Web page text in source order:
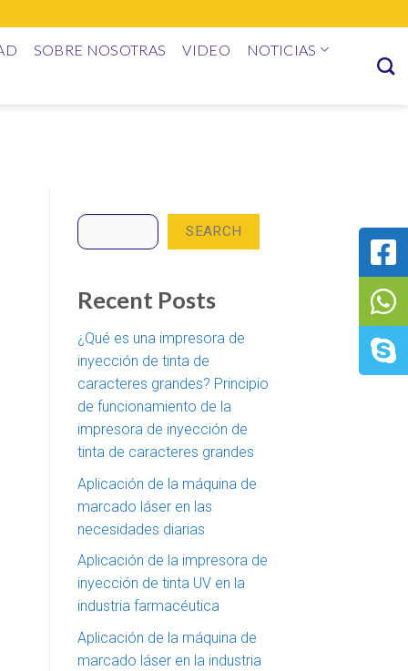
SOBRE NOSOTRAS VIDEO
NOTICIAS
SEARCH
Recent Posts
¿Qué es una impresora de
inyección de tinta de
caracteres grandes? Principio
de funcionamiento de la
impresora de inyección de
tinta de caracteres grandes
Aplicación de la máquina de
marcado láser en las
necesidades diarias
Aplicación de la impresora de
inyección de tinta UV en la
industria farmacéutica
Aplicación de la máquina de
marcado láser en la industria